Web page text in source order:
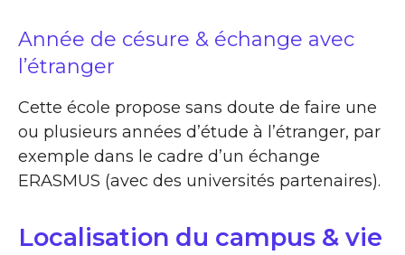
Année de césure & échange avec
l’étranger
Cette école propose sans doute de faire une
ou plusieurs années d’étude à l’étranger, par
exemple dans le cadre d’un échange
ERASMUS (avec des universités partenaires).
Localisation du campus & vie